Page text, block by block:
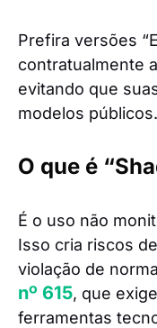
Prefira versões
contratualmente
evitando que
modelos públicos.
O que é
É o uso não
Isso cria riscos
violação de
nº 615, que
ferramentas